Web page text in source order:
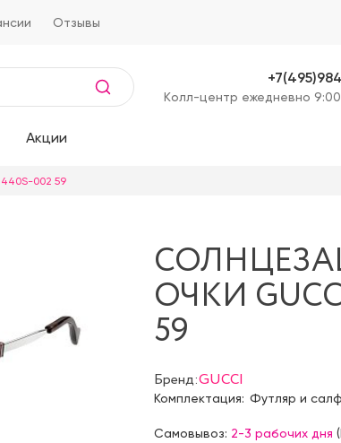
Отзывы
Kолл-центр ежедневно
Акции
002 59
ОЧКИ
59
Бренд:GUCCI
Комплектация: Футляр и
Самовывоз: 2-3 рабочих дня (